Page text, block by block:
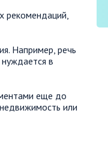
рекомендаций,
Например, речь
в
еще до
или